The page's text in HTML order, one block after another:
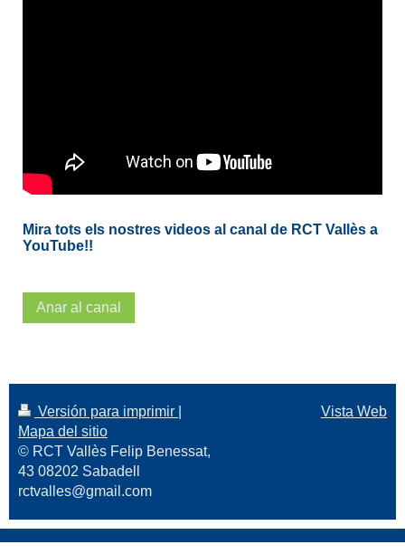
Mira tots els nostres videos al canal de RCT Vallès a
YouTube!!
Anar al canal
Versión para imprimir
Mapa del sitio
© RCT Vallès Felip Benessat,
43 08202 Sabadell
rctvalles@gmail.com
Vista Web